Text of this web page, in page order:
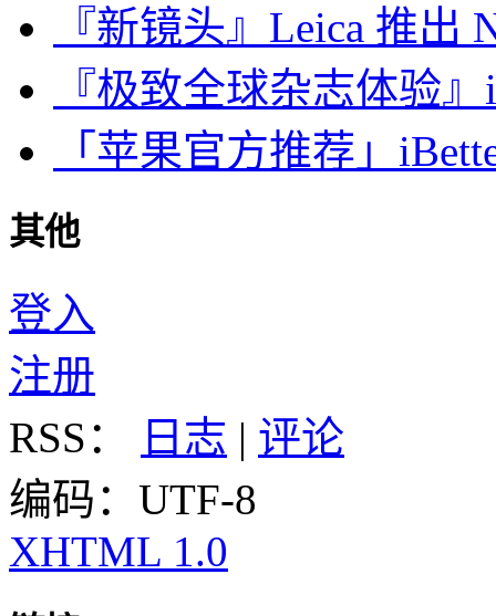
『新镜头』Leica 推出
『极致全球杂志体验
「苹果官方推荐」
其他
登入
注册
RSS：
日志 | 评论
编码：UTF-8
XHTML 1.0